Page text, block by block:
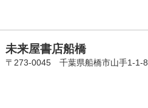
未来屋書店船橋
〒273-0045 千葉県船橋市山手1-1-8